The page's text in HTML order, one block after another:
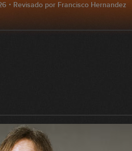
・Revisado por Francisco Hernandez